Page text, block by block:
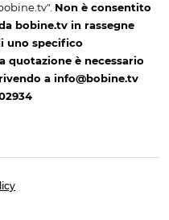
Non è consentito
bobine.tv in rassegne
uno specifico
quotazione è necessario
a info@bobine.tv